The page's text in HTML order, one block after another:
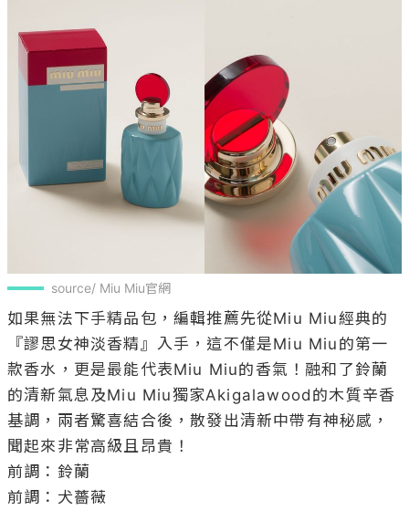
source/ Miu Miu官網
如果無法下手精品包，編輯推薦先從Miu Miu經典的
『謬思女神淡香精』入手，這不僅是Miu Miu的第一
款香水，更是最能代表Miu Miu的香氣！融和了鈴蘭
的清新氣息及Miu Miu獨家Akigalawood的木質辛香
基調，兩者驚喜結合後，散發出清新中帶有神秘感，
聞起來非常高級且昂貴！
前調：鈴蘭
前調：犬薔薇